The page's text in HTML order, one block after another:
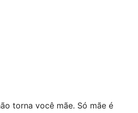
torna você mãe. Só mãe é